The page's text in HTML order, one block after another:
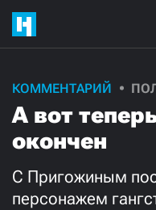
КОММЕНТАРИЙ
А вот
окончен
С Пригожиным
персонажем
Ежемесячно
3000